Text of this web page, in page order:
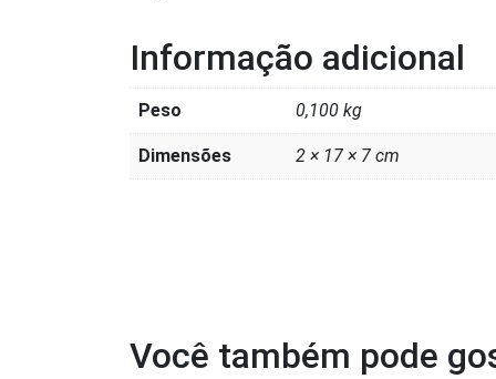
Informação adicional
Peso 0,100 kg
Dimensões 2 × 17 × 7 cm
Você também pode